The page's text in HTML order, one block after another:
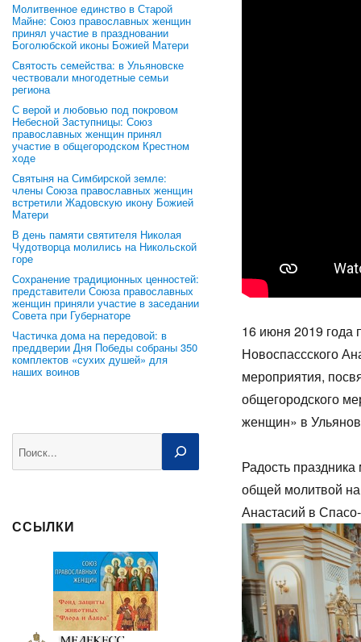
Молитвенное единство в Старой
Майне: Союз православных женщин
принял участие в праздновании
Боголюбской иконы Божией Матери
Святость семейства: в Ульяновске
чествовали многодетные семьи
региона
С верой и любовью под покровом
Небесной Заступницы: Союз
православных женщин принял
участие в общегородском Крестном
ходе
Святыня на Симбирской земле:
члены Союза православных женщин
встретили Жадовскую икону Божией
Матери
В день памяти святителя Николая
Чудотворца молились на Никольской
горе
Сохранение традиционных ценностей:
представители Союза православных
женщин приняли участие в заседании
Совета при Губернаторе
Частичка дома на передовой: в
преддверии Дня Победы собраны 350
комплектов «сухих душей» для
наших воинов
ССЫЛКИ
16 июня 2019 года
Новоспассского
мероприятия,
общегородского
женщин» в
Радость
общей молитвой на
Анастасий в